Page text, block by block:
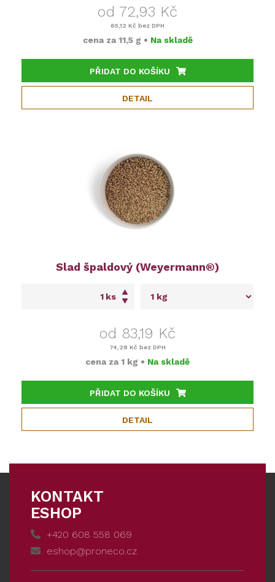
od 72,93 Kč
65,12 Kč bez DPH
cena za 11,5 g • Na skladě
PŘIDAT DO KOŠÍKU
DETAIL
Slad špaldový (Weyermann®)
ks
od 83,19 Kč
74,28 Kč bez DPH
cena za 1 kg • Na skladě
PŘIDAT DO KOŠÍKU
DETAIL
KONTAKT
ESHOP
+420 608 558 069
eshop@proneco.cz